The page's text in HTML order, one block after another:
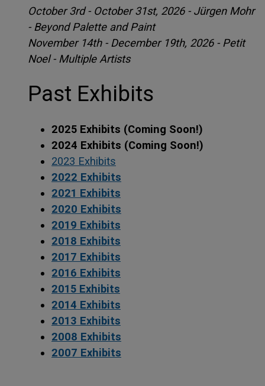
October 3rd - October 31st, 2026 - Jürgen Mohr
- Beyond Palette and Paint
November 14th - December 19th, 2026 - Petit
Noel - Multiple Artists
Past Exhibits
2025 Exhibits (Coming Soon!)
2024 Exhibits (Coming Soon!)
2023 Exhibits
2022 Exhibits
2021 Exhibits
2020 Exhibits
2019 Exhibits
2018 Exhibits
2017 Exhibits
2016 Exhibits
2015 Exhibits
2014 Exhibits
2013 Exhibits
2008 Exhibits
2007 Exhibits